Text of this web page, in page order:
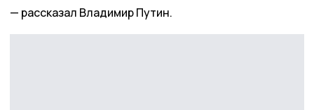
рассказал Владимир Путин.